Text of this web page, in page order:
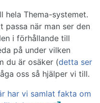
hela Thema-systemet.
passa när man ser den
i förhållande till
på under vilken
du är osäker (detta ser
oss så hjälper vi till.
har vi samlat fakta om